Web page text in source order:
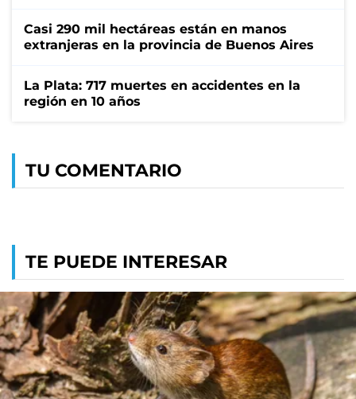
Casi 290 mil hectáreas están en manos
extranjeras en la provincia de Buenos Aires
La Plata: 717 muertes en accidentes en la
región en 10 años
TU COMENTARIO
TE PUEDE INTERESAR